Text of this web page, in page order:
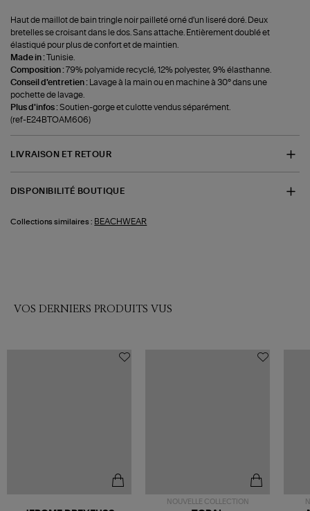
Haut de maillot de bain tringle noir pailleté orné d'un liseré doré. Deux
bretelles se croisant dans le dos. Sans attache. Entièrement doublé et
élastiqué pour plus de confort et de maintien.
Made in :Tunisie.
Composition :79% polyamide recyclé, 12% polyester, 9% élasthanne.
Conseil d'entretien :
Lavage à la main ou en machine à 30° dans une
pochette de lavage.
Plus d'infos :Soutien-gorge et culotte vendus séparément.
(ref-E24BTOAM606)
LIVRAISON ET RETOUR
DISPONIBILITÉ BOUTIQUE
Collections similaires : BEACHWEAR
VOS DERNIERS PRODUITS VUS
NOUVELLE COLLECTION